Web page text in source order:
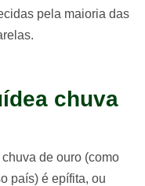
pela maioria das
chuva
de ouro (como
país) é epífita, ou